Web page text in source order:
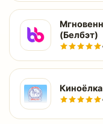
(Белбэт)
Киноёлка